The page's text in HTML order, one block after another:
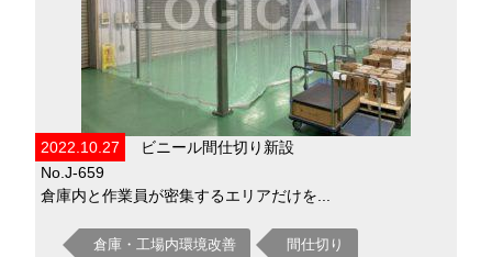
2022.10.27
ビニール間仕切り新設
No.J-659
倉庫内と作業員が密集するエリアだけを...
倉庫・工場内環境改善 間仕切り